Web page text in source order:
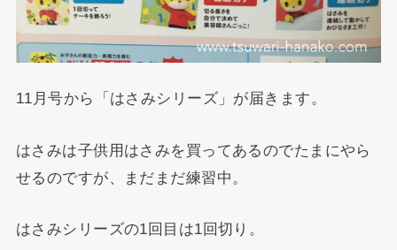
11月号から「はさみシリーズ」が届きます。
はさみは子供用はさみを買ってあるのでたまにやら
せるのですが、まだまだ練習中。
はさみシリーズの1回目は1回切り。